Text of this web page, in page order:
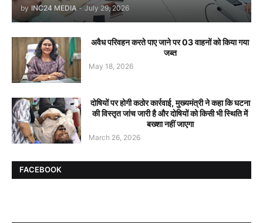
by INC24 MEDIA - July 29, 2026
अवैध परिवहन करते पाए जाने पर 03 वाहनों को किया गया
जब्त
May 18, 2026
दोषियों पर होगी कठोर कार्रवाई, मुख्यमंत्री ने कहा कि घटना
की विस्तृत जांच जारी है और दोषियों को किसी भी स्थिति में
बख्शा नहीं जाएगा
March 26, 2026
FACEBOOK